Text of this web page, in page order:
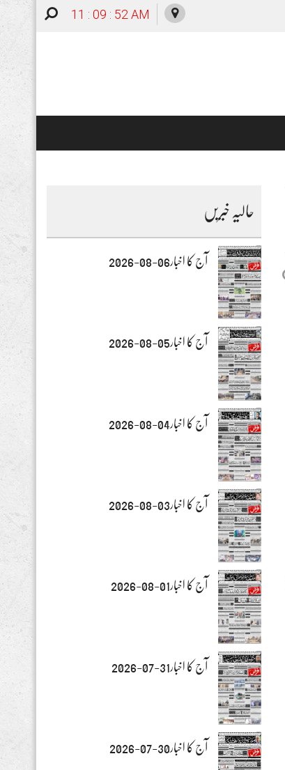
11 : 09 : 53 AM
حالیہ خبریں
آج کا اخبار06-08-2026
آج کا اخبار05-08-2026
آج کا اخبار04-08-2026
آج کا اخبار03-08-2026
آج کا اخبار01-08-2026
آج کا اخبار31-07-2026
آج کا اخبار30-07-2026